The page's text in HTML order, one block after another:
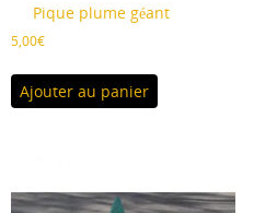
Pique plume géant
5,00€
Ajouter au panier